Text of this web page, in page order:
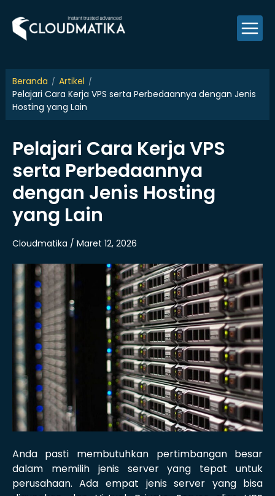
content
Beranda
Artikel
Pelajari Cara Kerja VPS serta Perbedaannya dengan Jenis
Hosting yang Lain
Pelajari Cara Kerja VPS
serta Perbedaannya
dengan Jenis Hosting
yang Lain
Cloudmatika / Maret 12, 2026
Anda pasti membutuhkan pertimbangan besar
dalam memilih jenis server yang tepat untuk
perusahaan. Ada empat jenis server yang bisa